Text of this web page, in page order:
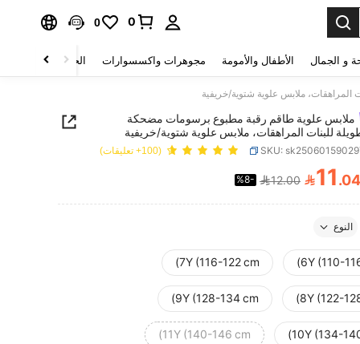
0
0
و الجمال الأطفال والأمومة مجوهرات واكسسوارات الحقائب والأمتعة
ملابس علوية شتوية/خريفية
ملابس علوية طاقم رقبة مطبوع برسومات مضحكة
للبنات المراهقات، ملابس علوية شتوية/خريفية
SKU: (100+ تعليقات)
PRICE AND 11.04
12.00
%8-
النوع
6Y (110-
7Y (116-122 cm)
8Y (122-
9Y (128-134 cm)
10Y (134-
11Y (140-146 cm)